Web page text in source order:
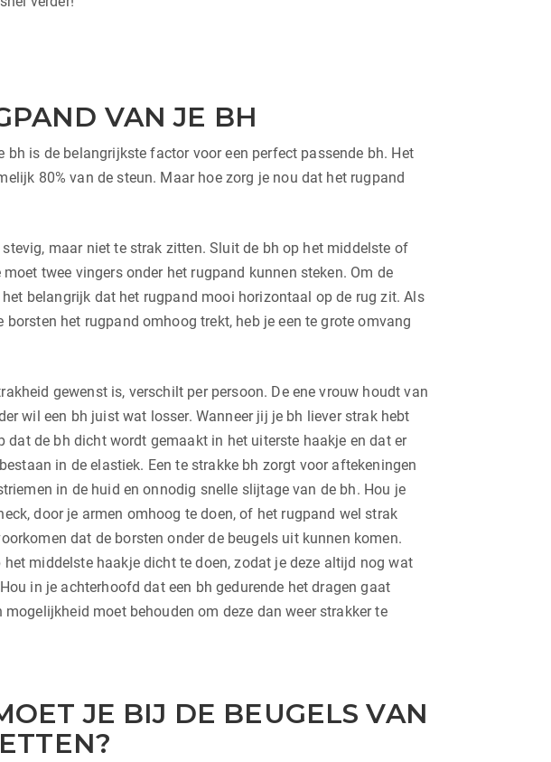
VAN JE BH
bh is de belangrijkste factor voor een perfect passende bh. Het
80% van de steun. Maar hoe zorg je nou dat het rugpand
maar niet te strak zitten. Sluit de bh op het middelste of
twee vingers onder het rugpand kunnen steken. Om de
belangrijk dat het rugpand mooi horizontaal op de rug zit. Als
borsten het rugpand omhoog trekt, heb je een te grote omvang
gewenst is, verschilt per persoon. De ene vrouw houdt van
wil een bh juist wat losser. Wanneer jij je bh liever strak hebt
dat de bh dicht wordt gemaakt in het uiterste haakje en dat er
in de elastiek. Een te strakke bh zorgt voor aftekeningen
in de huid en onnodig snelle slijtage van de bh. Hou je
door je armen omhoog te doen, of het rugpand wel strak
dat de borsten onder de beugels uit kunnen komen.
het middelste haakje dicht te doen, zodat je deze altijd nog wat
in je achterhoofd dat een bh gedurende het dragen gaat
mogelijkheid moet behouden om deze dan weer strakker te
JE BIJ DE BEUGELS VAN